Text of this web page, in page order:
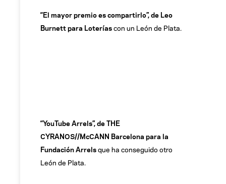
“El mayor premio es compartirlo”, de Leo
Burnett para Loteríascon un León de Plata.
“YouTube Arrels”, de THE
CYRANOS//McCANN Barcelona para la
Fundación Arrelsque ha conseguido otro
León de Plata.